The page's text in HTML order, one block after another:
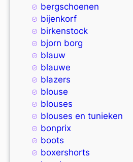
bergschoenen
bijenkorf
birkenstock
bjorn borg
blauw
blauwe
blazers
blouse
blouses
blouses en tunieken
bonprix
boots
boxershorts